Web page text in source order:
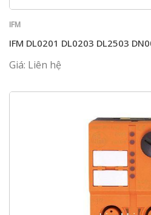
IFM
IFM DL0201 DL0203 DL2503
Giá: Liên hệ